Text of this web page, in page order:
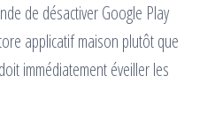
de désactiver Google Play
applicatif maison plutôt que
immédiatement éveiller les